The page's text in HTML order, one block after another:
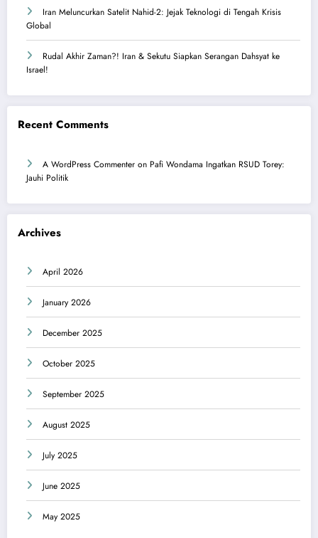
Iran Meluncurkan Satelit Nahid-2: Jejak Teknologi di Tengah Krisis
Global
Rudal Akhir Zaman?! Iran & Sekutu Siapkan Serangan Dahsyat ke
Israel!
Recent Comments
A WordPress Commenter on Pafi Wondama Ingatkan RSUD Torey:
Jauhi Politik
Archives
April 2026
January 2026
December 2025
October 2025
September 2025
August 2025
July 2025
June 2025
May 2025